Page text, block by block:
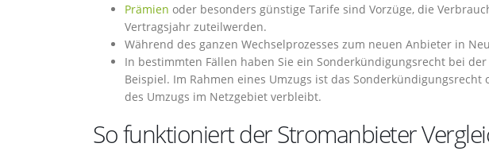
Prämien oder besonders günstige Tarife sind Vorzüge, die
Vertragsjahr zuteilwerden.
Während des ganzen Wechselprozesses zum neuen Anbieter in
In bestimmten Fällen haben Sie ein Sonderkündigungsrecht bei
Beispiel. Im Rahmen eines Umzugs ist das
des Umzugs im Netzgebiet verbleibt.
So funktioniert der Stromanbieter